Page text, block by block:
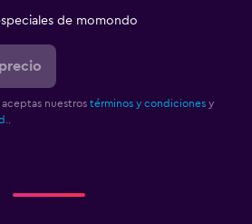
de momondo
nuestros términos y condiciones y